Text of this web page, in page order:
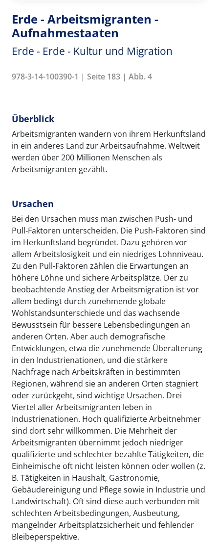
Erde - Arbeitsmigranten -
Aufnahmestaaten
Erde - Erde - Kultur und Migration
978-3-14-100390-1 | Seite 183 | Abb. 4
Überblick
Arbeitsmigranten wandern von ihrem Herkunftsland
in ein anderes Land zur Arbeitsaufnahme. Weltweit
werden über 200 Millionen Menschen als
Arbeitsmigranten gezählt.
Ursachen
Bei den Ursachen muss man zwischen Push- und
Pull-Faktoren unterscheiden. Die Push-Faktoren sind
im Herkunftsland begründet. Dazu gehören vor
allem Arbeitslosigkeit und ein niedriges Lohnniveau.
Zu den Pull-Faktoren zählen die Erwartungen an
höhere Löhne und sichere Arbeitsplätze. Der zu
beobachtende Anstieg der Arbeitsmigration ist vor
allem bedingt durch zunehmende globale
Wohlstandsunterschiede und das wachsende
Bewusstsein für bessere Lebensbedingungen an
anderen Orten. Aber auch demografische
Entwicklungen, etwa die zunehmende Überalterung
in den Industrienationen, und die stärkere
Nachfrage nach Arbeitskräften in bestimmten
Regionen, während sie an anderen Orten stagniert
oder zurückgeht, sind wichtige Ursachen. Drei
Viertel aller Arbeitsmigranten leben in
Industrienationen. Hoch qualifizierte Arbeitnehmer
sind dort sehr willkommen. Die Mehrheit der
Arbeitsmigranten übernimmt jedoch niedriger
qualifizierte und schlechter bezahlte Tätigkeiten, die
Einheimische oft nicht leisten können oder wollen (z.
B. Tätigkeiten in Haushalt, Gastronomie,
Gebäudereinigung und Pflege sowie in Industrie und
Landwirtschaft). Oft sind diese auch verbunden mit
schlechten Arbeitsbedingungen, Ausbeutung,
mangelnder Arbeitsplatzsicherheit und fehlender
Bleibeperspektive.